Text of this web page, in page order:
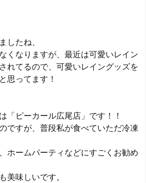
したね、
くなりますが、最近は可愛いレイン
れてるので、可愛いレイングッズを
思ってます！
「ピーカール広尾店」です！！
ですが、普段私が食べていただ冷凍
ホームパーティなどにすごくお勧め
美味しいです。